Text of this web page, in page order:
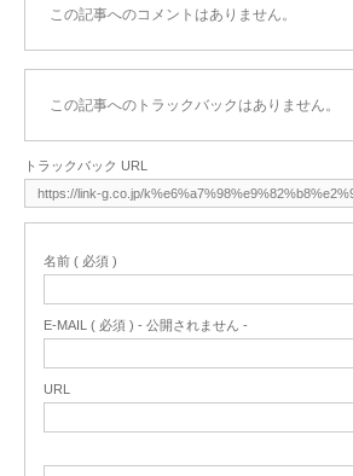
この記事へのコメントはありません。
この記事へのトラックバックはありません。
トラックバック URL
名前 ( 必須 )
E-MAIL ( 必須 ) - 公開されません -
URL